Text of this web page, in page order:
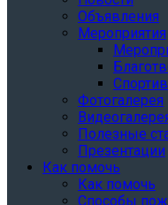
Объявления
Мероприятия
Фотогалерея
Полезные
Презентации
Как помочь
Как помочь
Способы